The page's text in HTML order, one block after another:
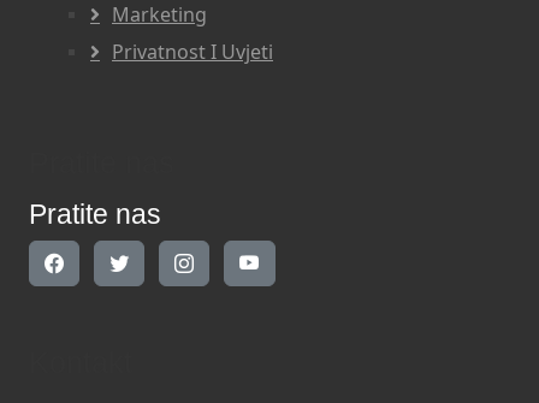
Marketing
Privatnost I Uvjeti
Pratite nas